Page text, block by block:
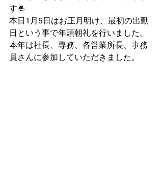
す🎍
本日1月5日はお正月明け、最初の出勤
日という事で年頭朝礼を行いました。
本年は社長、専務、各営業所長、事務
員さんに参加していただきました。